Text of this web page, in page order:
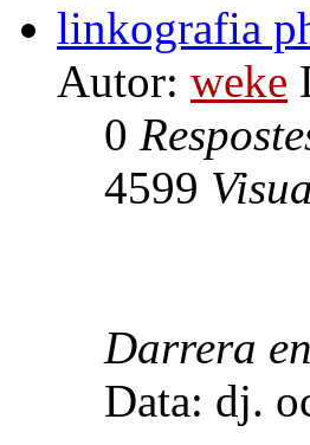
linkografia
Autor: weke
0
4599
Darrera
Data: dj.